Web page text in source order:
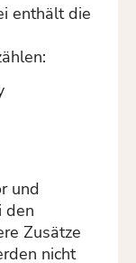
enthält die
und
den
Zusätze
nicht